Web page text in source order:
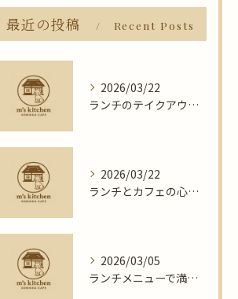
最近の投稿 Recent Posts
2026/03/22
ランチのテイクアウトを賢く活用する手軽さとコスパ重視の選び方ガイド
2026/03/22
ランチとカフェの心地よい時間を彩る過ごし方と充実メニューの楽しみ方
2026/03/05
ランチメニューで満足度アップ忙しい日も簡単に作れるコスパ抜群レシピ集